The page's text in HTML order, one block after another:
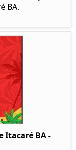
BA.
Itacaré BA -